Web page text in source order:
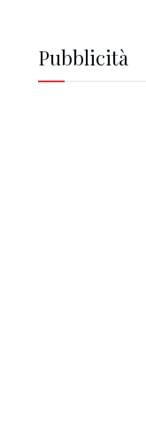
Pubblicità